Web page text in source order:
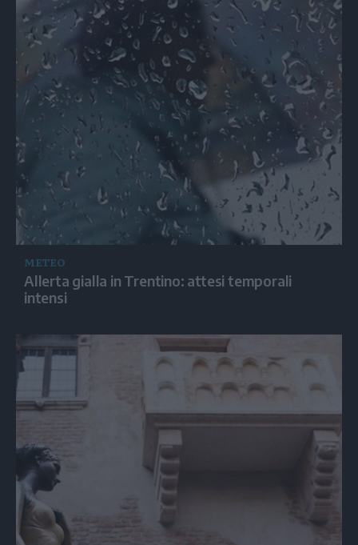
METEO
Allerta gialla in Trentino: attesi temporali
intensi